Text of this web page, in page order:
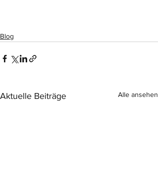
Blog
Aktuelle Beiträge Alle ansehen